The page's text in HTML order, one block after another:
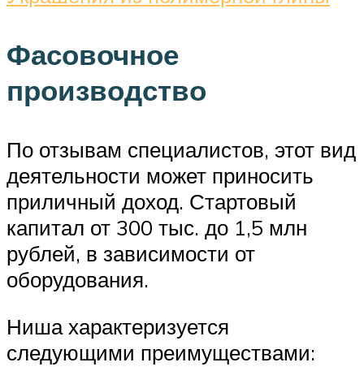
Фасовочное
производство
По отзывам специалистов, этот вид
деятельности может приносить
приличный доход. Стартовый
капитал от 300 тыс. до 1,5 млн
рублей, в зависимости от
оборудования.
Ниша характеризуется
следующими преимуществами: